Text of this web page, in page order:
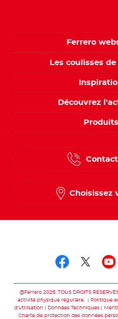
Ferrero
Les coulisses
Découvrez
Produits
Choisissez
@Ferrero 2026. TOUS DROITS
activité physique régulière.
Politique
d'utilisation
Données Techniques
Charte de protection des données